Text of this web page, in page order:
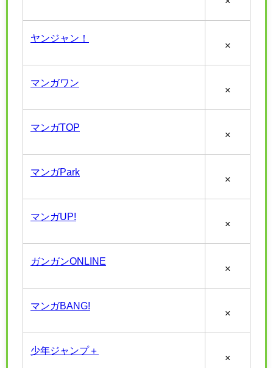
ヤンジャン！
×
マンガワン
×
マンガTOP
×
マンガPark
×
マンガUP!
×
ガンガンONLINE
×
マンガBANG!
×
少年ジャンプ＋
×